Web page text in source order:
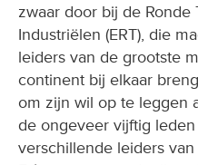
zwaar door bij de Ronde
Industriëlen (ERT), die
leiders van de grootste
continent bij elkaar
om zijn wil op te leggen
de ongeveer vijftig
verschillende leiders